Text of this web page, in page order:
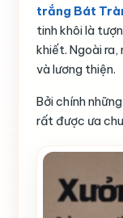
trắng Bát
tinh khôi là
khiết. Ngoài
và lương thiện.
Bởi chính
rất được ưa